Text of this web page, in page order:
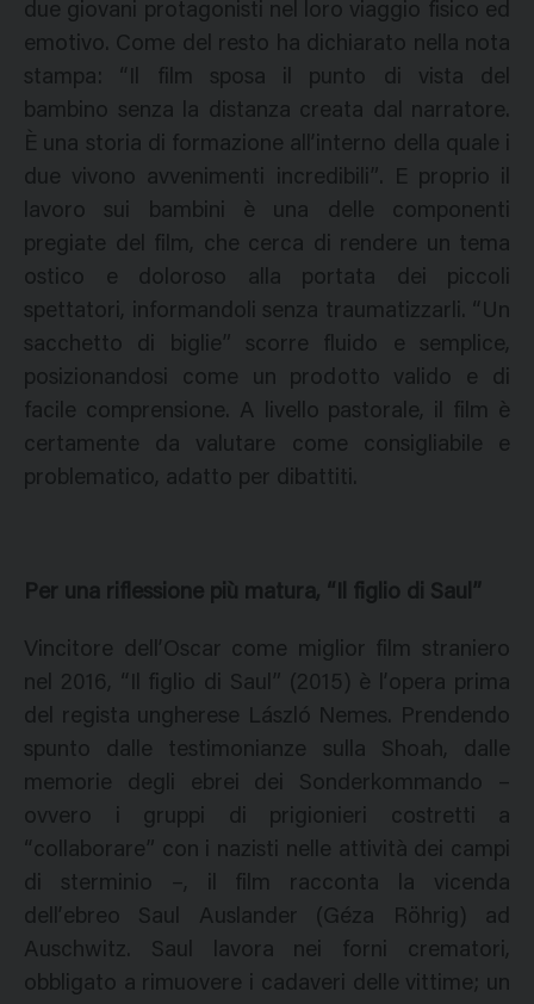
due giovani protagonisti nel loro viaggio fisico ed
emotivo. Come del resto ha dichiarato nella nota
stampa: “Il film sposa il punto di vista del
bambino senza la distanza creata dal narratore.
È una storia di formazione all’interno della quale i
due vivono avvenimenti incredibili”. E proprio il
lavoro sui bambini è una delle componenti
pregiate del film, che cerca di rendere un tema
ostico e doloroso alla portata dei piccoli
spettatori, informandoli senza traumatizzarli. “Un
sacchetto di biglie” scorre fluido e semplice,
posizionandosi come un prodotto valido e di
facile comprensione. A livello pastorale, il film è
certamente da valutare come consigliabile e
problematico, adatto per dibattiti.
Per una riflessione più matura, “Il figlio di Saul”
Vincitore dell’Oscar come miglior film straniero
nel 2016, “Il figlio di Saul” (2015) è l’opera prima
del regista ungherese László Nemes. Prendendo
spunto dalle testimonianze sulla Shoah, dalle
memorie degli ebrei dei Sonderkommando –
ovvero i gruppi di prigionieri costretti a
“collaborare” con i nazisti nelle attività dei campi
di sterminio –, il film racconta la vicenda
dell’ebreo Saul Auslander (Géza Röhrig) ad
Auschwitz. Saul lavora nei forni crematori,
obbligato a rimuovere i cadaveri delle vittime; un